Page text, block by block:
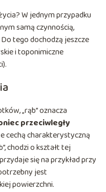
W jednym przypadku
samą czynnością,
tego dochodzą jeszcze
i toponimiczne
„rąb” oznacza
przeciwległy
cechą charakterystyczną
chodzi o kształt tej
się na przykład przy
jest
powierzchni.